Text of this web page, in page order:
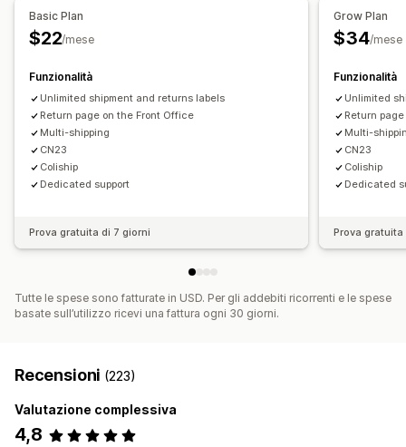
Notifiche via email
Monitoraggio in tempo reale
Notifiche via SMS
Basic Plan
$22/mese
Funzionalità
Unlimited shipment and returns labels
Return page on the Front Office
Multi-shipping
CN23
Coliship
Dedicated support
Prova gratuita di 7 giorni
Grow Plan
$34/mese
Funzionalità
Unlimited
Return
Multi-
CN23
Coliship
Dedicated
Prova
Tutte le spese sono fatturate in USD. Per gli addebiti ricorrenti e le spese
basate sull’utilizzo ricevi una fattura ogni 30 giorni.
Recensioni (223)
Valutazione complessiva
4,8